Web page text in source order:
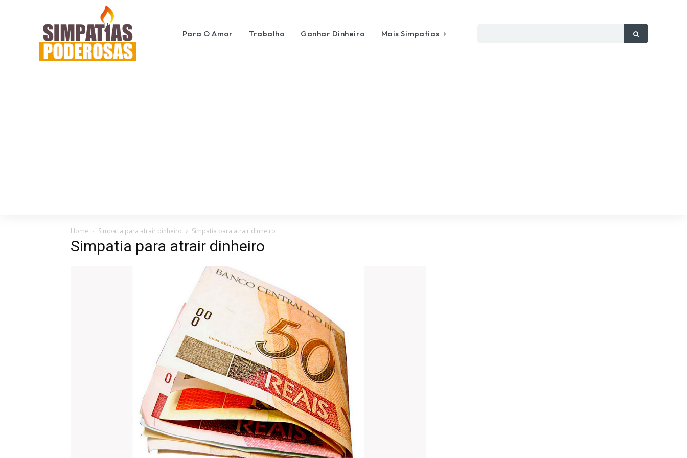
Para O Amor Trabalho Ganhar Dinheiro Mais Simpatias
Home Simpatia para atrair dinheiro Simpatia para atrair dinheiro
Simpatia para atrair dinheiro